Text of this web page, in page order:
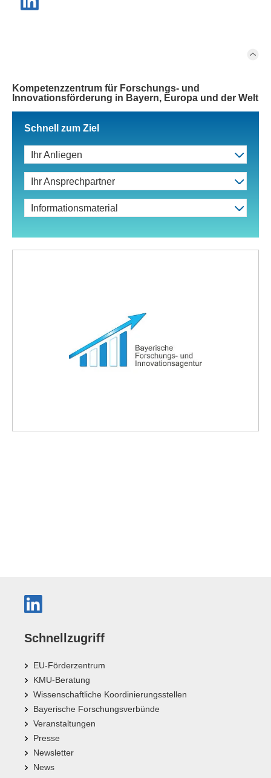
Kompetenzzentrum für Forschungs- und
Innovationsförderung in Bayern, Europa und der Welt
Schnell zum Ziel
Ihr Anliegen
Ihr Ansprechpartner
Informationsmaterial
Schnellzugriff
EU-Förderzentrum
KMU-Beratung
Wissenschaftliche Koordinierungsstellen
Bayerische Forschungsverbünde
Veranstaltungen
Presse
Newsletter
News